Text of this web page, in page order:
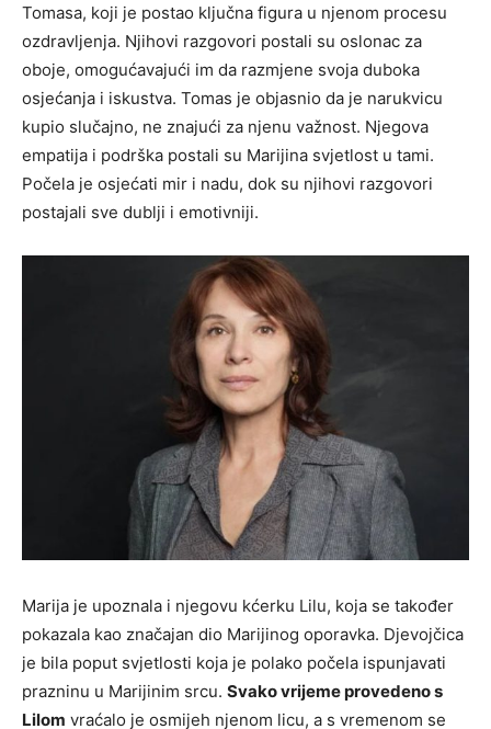
Tomasa, koji je postao ključna figura u njenom procesu
ozdravljenja. Njihovi razgovori postali su oslonac za
oboje, omogućavajući im da razmjene svoja duboka
osjećanja i iskustva. Tomas je objasnio da je narukvicu
kupio slučajno, ne znajući za njenu važnost. Njegova
empatija i podrška postali su Marijina svjetlost u tami.
Počela je osjećati mir i nadu, dok su njihovi razgovori
postajali sve dublji i emotivniji.
Marija je upoznala i njegovu kćerku Lilu, koja se također
pokazala kao značajan dio Marijinog oporavka. Djevojčica
je bila poput svjetlosti koja je polako počela ispunjavati
prazninu u Marijinim srcu. Svako vrijeme provedeno s
Lilom vraćalo je osmijeh njenom licu, a s vremenom se